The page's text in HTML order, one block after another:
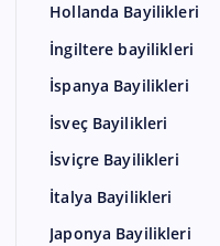
Hollanda Bayilikleri
İngiltere bayilikleri
İspanya Bayilikleri
İsveç Bayilikleri
İsviçre Bayilikleri
İtalya Bayilikleri
Japonya Bayilikleri